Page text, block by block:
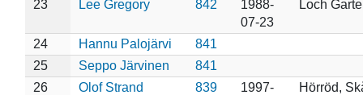
23 Lee Gregory 842
1988-
07-23
Loch
24 Hannu Palojärvi
841
25
Seppo Järvinen
841
26
Olof Strand 839
1997-
Hörröd,